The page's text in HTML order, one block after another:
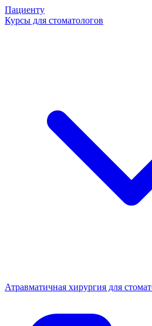
Пациенту
Курсы для стоматологов
Атравматичная хирургия для